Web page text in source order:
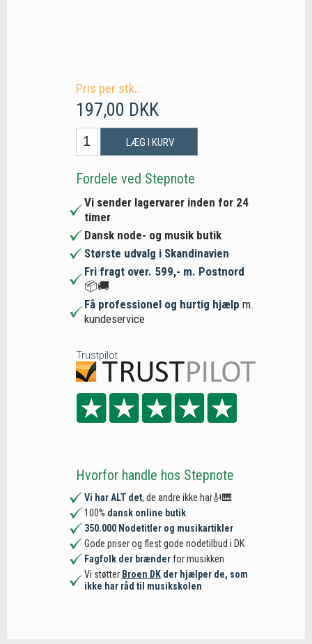
Pris per stk.:
197,00 DKK
LÆG I KURV
Fordele ved Stepnote
Vi sender lagervarer inden for 24
timer
Dansk node- og musik butik
Største udvalg i Skandinavien
Fri fragt over. 599,- m. Postnord
📦🚚
Få professionel og hurtig hjælp m.
kundeservice
Trustpilot
Hvorfor handle hos Stepnote
Vi har ALT det, de andre ikke har🎻🎹
100% dansk online butik
350.000 Nodetitler og musikartikler
Gode priser og flest gode nodetilbud i DK
Fagfolk der brænderfor musikken
Vi støtter Broen DKder hjælper de, som
ikke har råd til musikskolen